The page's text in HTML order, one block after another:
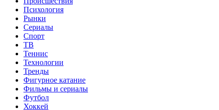
Психология
Рынки
Сериалы
Спорт
ТВ
Теннис
Технологии
Тренды
Фигурное катание
Фильмы и сериалы
Футбол
Хоккей